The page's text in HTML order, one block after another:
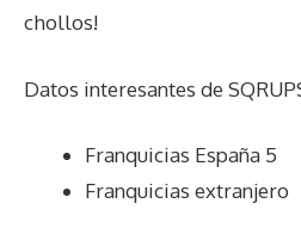
chollos!
Datos interesantes de
Franquicias España 5
Franquicias extranjero